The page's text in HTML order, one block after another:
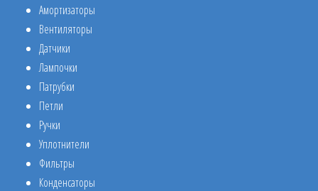
Амортизаторы
Вентиляторы
Датчики
Лампочки
Патрубки
Петли
Ручки
Уплотнители
Фильтры
Конденсаторы